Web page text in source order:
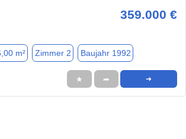
359.000 €
m² Zimmer 2 Baujahr 1992
★ ➦ ➜